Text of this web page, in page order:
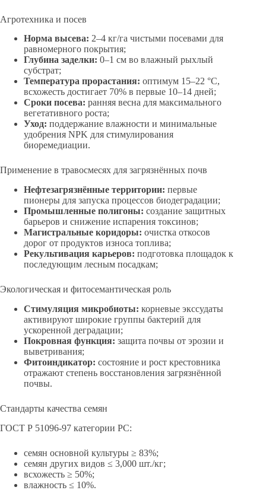
Агротехника и посев
Норма высева: 2–4 кг/га чистыми посевами для
равномерного покрытия;
Глубина заделки: 0–1 см во влажный рыхлый
субстрат;
Температура прорастания: оптимум 15–22 °C,
всхожесть достигает 70% в первые 10–14 дней;
Сроки посева: ранняя весна для максимального
вегетативного роста;
Уход: поддержание влажности и минимальные
удобрения NPK для стимулирования
биоремедиации.
Применение в травосмесях для загрязнённых почв
Нефтезагрязнённые территории: первые
пионеры для запуска процессов биодеградации;
Промышленные полигоны: создание защитных
барьеров и снижение испарения токсинов;
Магистральные коридоры: очистка откосов
дорог от продуктов износа топлива;
Рекультивация карьеров: подготовка площадок к
последующим лесным посадкам;
Экологическая и фитосемантическая роль
Стимуляция микробиоты: корневые экссудаты
активируют широкие группы бактерий для
ускоренной деградации;
Покровная функция: защита почвы от эрозии и
выветривания;
Фитоиндикатор: состояние и рост крестовника
отражают степень восстановления загрязнённой
почвы.
Стандарты качества семян
ГОСТ Р 51096-97 категории РС:
семян основной культуры ≥ 83%;
семян других видов ≤ 3,000 шт./кг;
всхожесть ≥ 50%;
влажность ≤ 10%.